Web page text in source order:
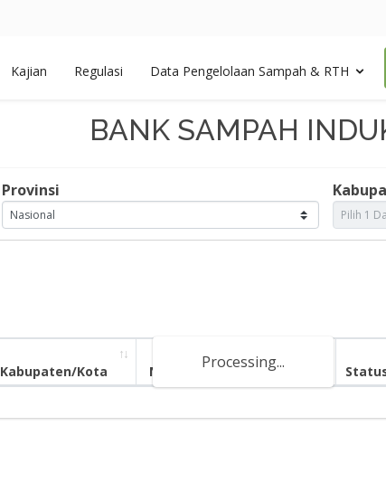
Kajian Regulasi Data Pengelolaan Sampah & RTH
BANK SAMPAH
Provinsi
Kabupaten/Kota Nama Fasilitas Jenis
Processing...